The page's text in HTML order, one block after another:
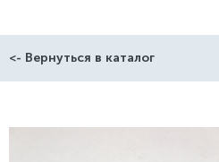
<- Вернуться в каталог